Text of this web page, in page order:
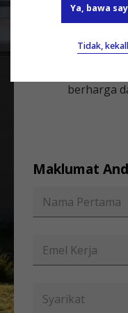
Ya, bawa
Tidak,
Hubungi
berharga
Maklumat